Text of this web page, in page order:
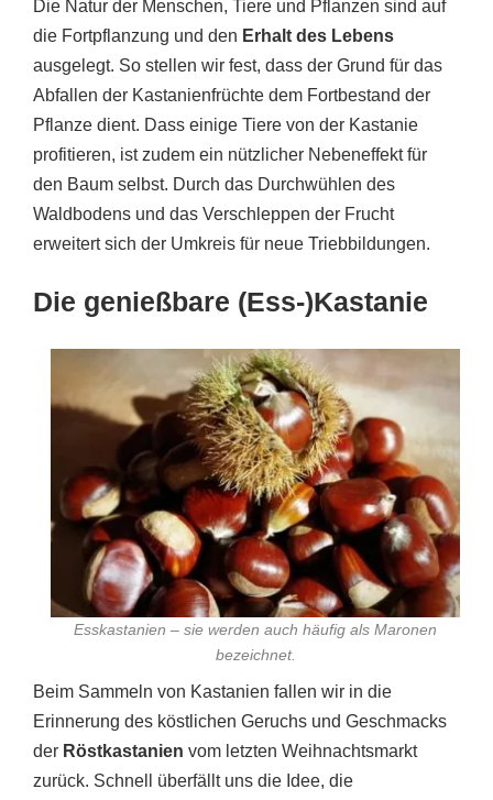
Die Natur der Menschen, Tiere und Pflanzen sind auf
die Fortpflanzung und den Erhalt des Lebens
ausgelegt. So stellen wir fest, dass der Grund für das
Abfallen der Kastanienfrüchte dem Fortbestand der
Pflanze dient. Dass einige Tiere von der Kastanie
profitieren, ist zudem ein nützlicher Nebeneffekt für
den Baum selbst. Durch das Durchwühlen des
Waldbodens und das Verschleppen der Frucht
erweitert sich der Umkreis für neue Triebbildungen.
Die genießbare (Ess-)Kastanie
Esskastanien – sie werden auch häufig als Maronen
bezeichnet.
Beim Sammeln von Kastanien fallen wir in die
Erinnerung des köstlichen Geruchs und Geschmacks
der Röstkastanien vom letzten Weihnachtsmarkt
zurück. Schnell überfällt uns die Idee, die